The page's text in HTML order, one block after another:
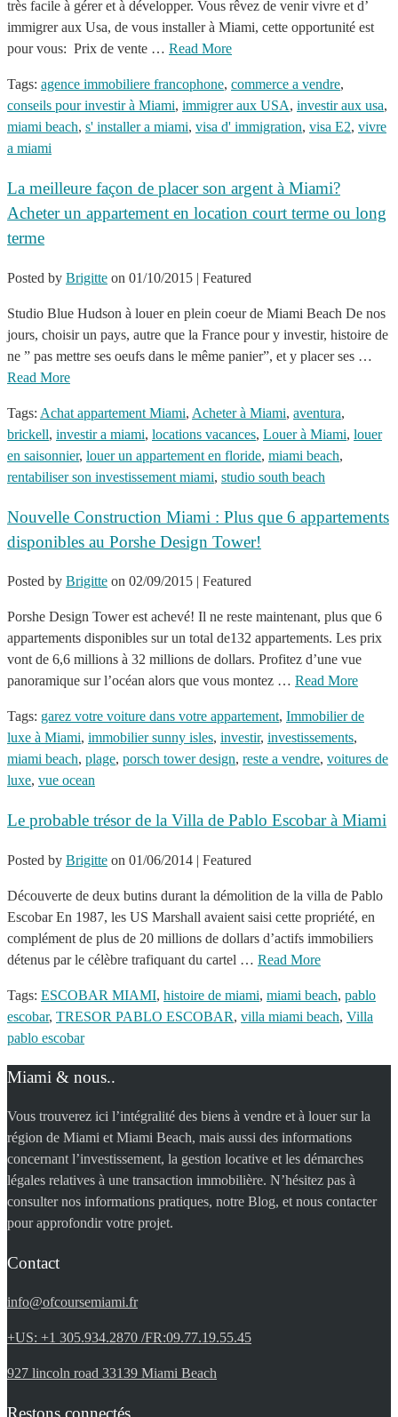
très facile à gérer et à développer. Vous rêvez de venir vivre et d’
immigrer aux Usa, de vous installer à Miami, cette opportunité est
pour vous: Prix de vente … Read More
Tags: agence immobiliere francophone, commerce a vendre,
conseils pour investir à Miami, immigrer aux USA, investir aux usa,
miami beach, s' installer a miami, visa d' immigration, visa E2, vivre
a miami
La meilleure façon de placer son argent à Miami?
Acheter un appartement en location court terme ou long
terme
Posted by Brigitte on 01/10/2015 | Featured
Studio Blue Hudson à louer en plein coeur de Miami Beach De nos
jours, choisir un pays, autre que la France pour y investir, histoire de
ne ” pas mettre ses oeufs dans le même panier”, et y placer ses …
Read More
Tags: Achat appartement Miami, Acheter à Miami, aventura,
brickell, investir a miami, locations vacances, Louer à Miami, louer
en saisonnier, louer un appartement en floride, miami beach,
rentabiliser son investissement miami, studio south beach
Nouvelle Construction Miami : Plus que 6 appartements
disponibles au Porshe Design Tower!
Posted by Brigitte on 02/09/2015 | Featured
Porshe Design Tower est achevé! Il ne reste maintenant, plus que 6
appartements disponibles sur un total de132 appartements. Les prix
vont de 6,6 millions à 32 millions de dollars. Profitez d’une vue
panoramique sur l’océan alors que vous montez … Read More
Tags: garez votre voiture dans votre appartement, Immobilier de
luxe à Miami, immobilier sunny isles, investir, investissements,
miami beach, plage, porsch tower design, reste a vendre, voitures de
luxe, vue ocean
Le probable trésor de la Villa de Pablo Escobar à Miami
Posted by Brigitte on 01/06/2014 | Featured
Découverte de deux butins durant la démolition de la villa de Pablo
Escobar En 1987, les US Marshall avaient saisi cette propriété, en
complément de plus de 20 millions de dollars d’actifs immobiliers
détenus par le célèbre trafiquant du cartel … Read More
Tags: ESCOBAR MIAMI, histoire de miami, miami beach, pablo
escobar, TRESOR PABLO ESCOBAR, villa miami beach, Villa
pablo escobar
Miami & nous..
Vous trouverez ici l’intégralité des biens à vendre et à louer sur la
région de Miami et Miami Beach, mais aussi des informations
concernant l’investissement, la gestion locative et les démarches
légales relatives à une transaction immobilière. N’hésitez pas à
consulter nos informations pratiques, notre Blog, et nous contacter
pour approfondir votre projet.
Contact
info@ofcoursemiami.fr
+US: +1 305.934.2870 /FR:09.77.19.55.45
927 lincoln road 33139 Miami Beach
Restons connectés